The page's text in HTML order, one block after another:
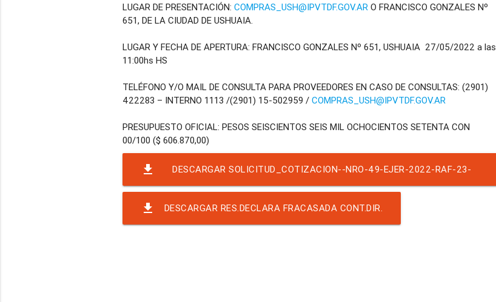
LUGAR DE PRESENTACIÓN: COMPRAS_USH@IPVTDF.GOV.AR O FRANCISCO GONZALES Nº
651, DE LA CIUDAD DE USHUAIA.
LUGAR Y FECHA DE APERTURA: FRANCISCO GONZALES Nº 651, USHUAIA 27/05/2022 a las
11:00hs HS
TELÉFONO Y/O MAIL DE CONSULTA PARA PROVEEDORES EN CASO DE CONSULTAS: (2901)
422283 – INTERNO 1113 /(2901) 15-502959 / COMPRAS_USH@IPVTDF.GOV.AR
PRESUPUESTO OFICIAL: PESOS SEISCIENTOS SEIS MIL OCHOCIENTOS SETENTA CON
file_download DESCARGAR SOLICITUD_COTIZACION--NRO-49-EJER-2022-RAF-23-
RND-336 (AIRE ACONDICIONADO 2DO LLAMADO) -ESCANEADA Y FIRMADA.
file_download DESCARGAR RES.DECLARA FRACASADA CONT.DIR.